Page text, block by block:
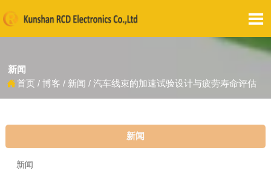

新闻
首页 / 博客 / 新闻 / 汽车线束的加速试验设计与疲劳寿命评估
新闻
新闻